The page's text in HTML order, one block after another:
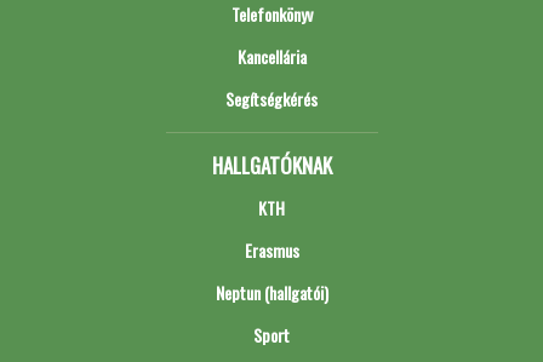
Telefonkönyv
Kancellária
Segítségkérés
HALLGATÓKNAK
KTH
Erasmus
Neptun (hallgatói)
Sport